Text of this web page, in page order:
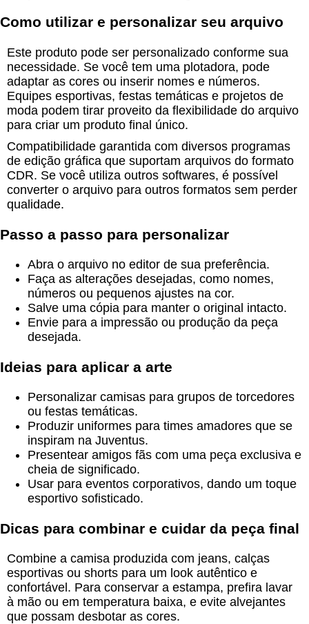
Como utilizar e personalizar seu arquivo
Este produto pode ser personalizado conforme sua
necessidade. Se você tem uma plotadora, pode
adaptar as cores ou inserir nomes e números.
Equipes esportivas, festas temáticas e projetos de
moda podem tirar proveito da flexibilidade do arquivo
para criar um produto final único.
Compatibilidade garantida com diversos programas
de edição gráfica que suportam arquivos do formato
CDR. Se você utiliza outros softwares, é possível
converter o arquivo para outros formatos sem perder
qualidade.
Passo a passo para personalizar
Abra o arquivo no editor de sua preferência.
Faça as alterações desejadas, como nomes,
números ou pequenos ajustes na cor.
Salve uma cópia para manter o original intacto.
Envie para a impressão ou produção da peça
desejada.
Ideias para aplicar a arte
Personalizar camisas para grupos de torcedores
ou festas temáticas.
Produzir uniformes para times amadores que se
inspiram na Juventus.
Presentear amigos fãs com uma peça exclusiva e
cheia de significado.
Usar para eventos corporativos, dando um toque
esportivo sofisticado.
Dicas para combinar e cuidar da peça final
Combine a camisa produzida com jeans, calças
esportivas ou shorts para um look autêntico e
confortável. Para conservar a estampa, prefira lavar
à mão ou em temperatura baixa, e evite alvejantes
que possam desbotar as cores.